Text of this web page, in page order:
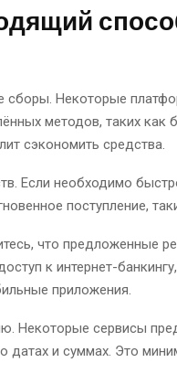
сборы. Некоторые
методов, таких
сэкономить средства.
Если необходимо
поступление,
что предложенные
к интернет-
приложения.
Некоторые сервисы
датах и суммах. Это